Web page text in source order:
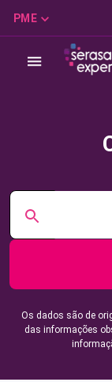
PME
Os dados são de
das informações